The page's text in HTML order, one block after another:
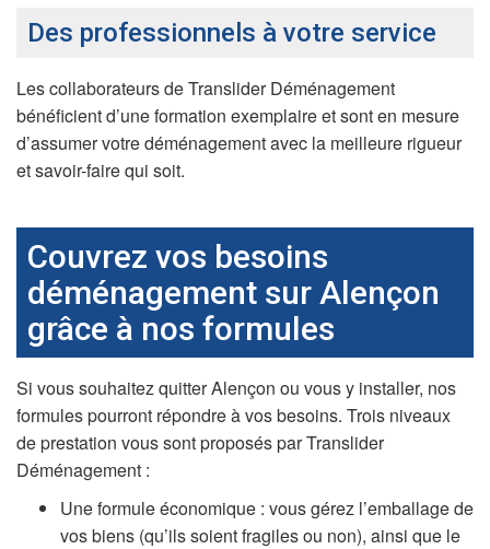
Des professionnels à votre service
Les collaborateurs de Translider Déménagement
bénéficient d’une formation exemplaire et sont en mesure
d’assumer votre déménagement avec la meilleure rigueur
et savoir-faire qui soit.
Couvrez vos besoins
déménagement sur Alençon
grâce à nos formules
Si vous souhaitez quitter Alençon ou vous y installer, nos
formules pourront répondre à vos besoins. Trois niveaux
de prestation vous sont proposés par Translider
Déménagement :
Une formule économique : vous gérez l’emballage de
vos biens (qu’ils soient fragiles ou non), ainsi que le